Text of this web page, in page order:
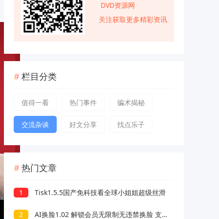
DVD资源网
关注获取更多精彩资讯
栏目分类
值得一看 热门事件 骗术揭秘
交流杂谈 好文分享 找点乐子
热门文章
1 Tisk1.5.5国产免科技看全球小姐姐超级丝滑
2 AI换脸1.02 解锁会员无限制无违禁换脸 支持照片/视频